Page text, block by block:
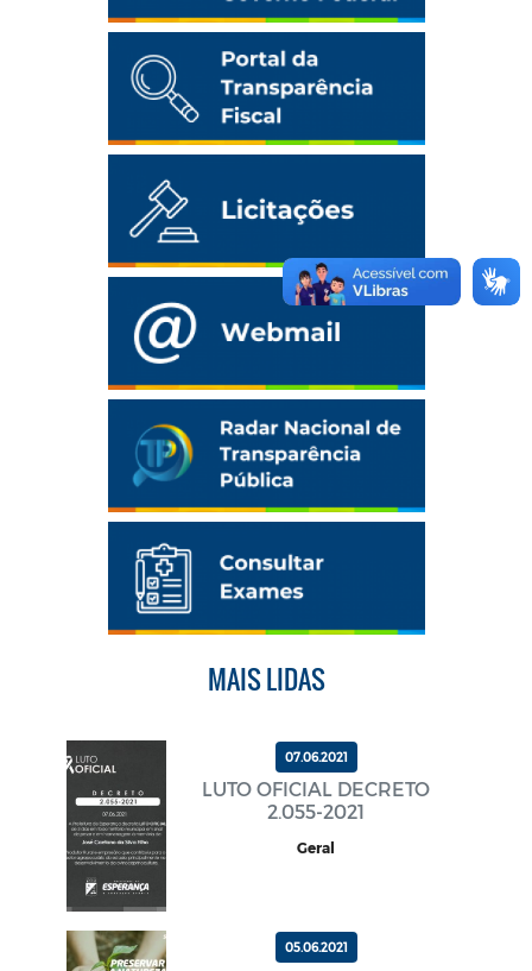
MAIS LIDAS
07.06.2021
LUTO OFICIAL DECRETO
2.055-2021
Geral
05.06.2021